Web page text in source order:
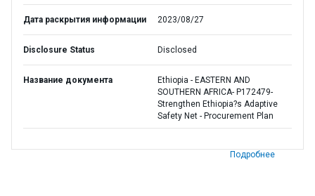
Дата раскрытия информации 2023/08/27
Disclosure Status Disclosed
Название документа
Ethiopia - EASTERN AND
SOUTHERN AFRICA- P172479-
Strengthen Ethiopia?s Adaptive
Safety Net - Procurement Plan
Подробнее